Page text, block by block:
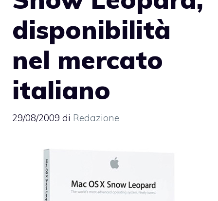
disponibilità
nel mercato
italiano
29/08/2009 di Redazione